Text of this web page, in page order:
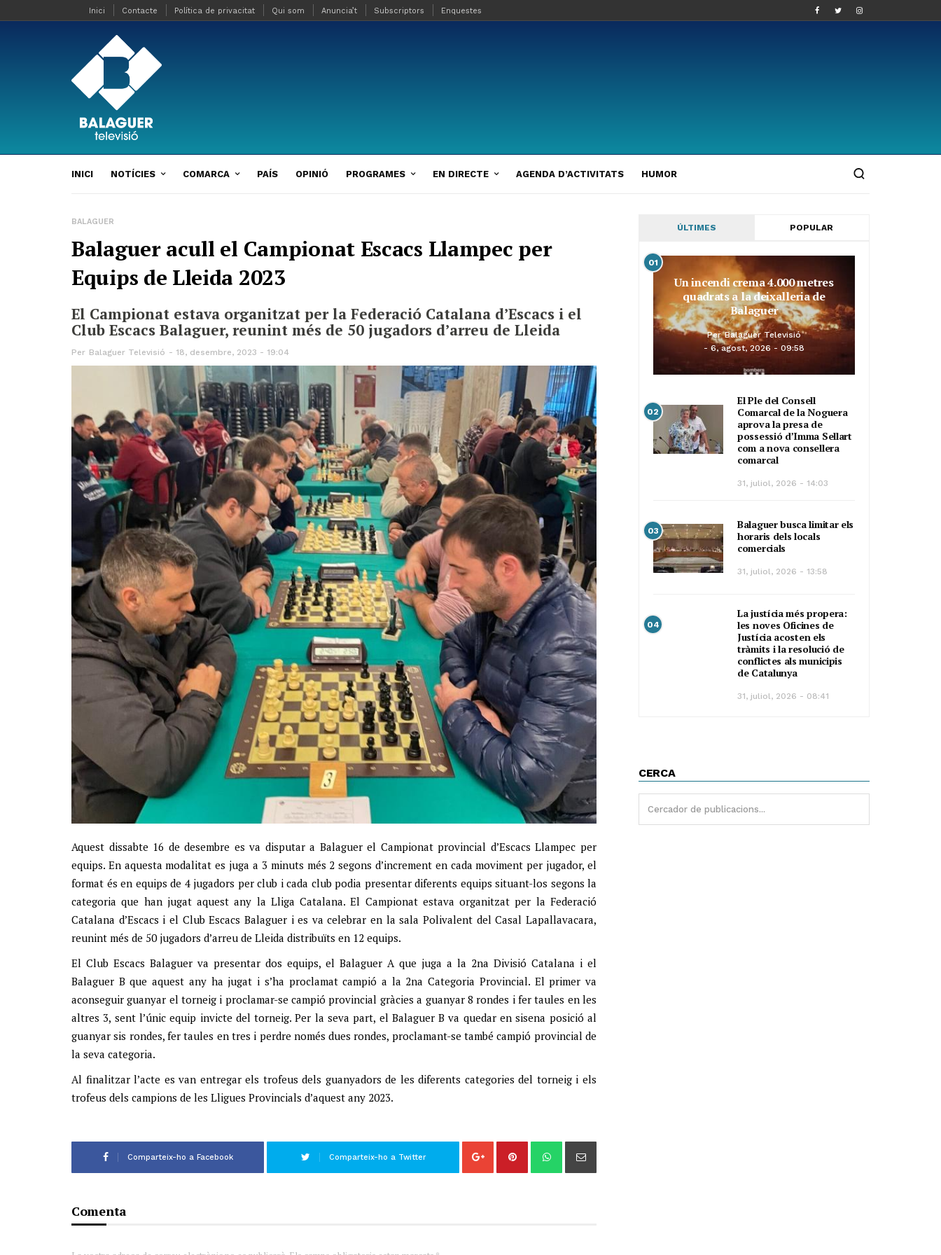
Inici Contacte Política de privacitat Qui som Anuncia’t Subscriptors Enquestes
INICI NOTÍCIES COMARCA PAÍS OPINIÓ PROGRAMES EN DIRECTE AGENDA D’ACTIVITATS HUMOR
BALAGUER
Balaguer acull el Campionat Escacs Llampec per
Equips de Lleida 2023
El Campionat estava organitzat per la Federació Catalana d’Escacs i el
Club Escacs Balaguer, reunint més de 50 jugadors d’arreu de Lleida
Per Balaguer Televisió 18, desembre, 2023 - 19:04
Aquest dissabte 16 de desembre es va disputar a Balaguer el Campionat provincial d’Escacs Llampec per
equips. En aquesta modalitat es juga a 3 minuts més 2 segons d’increment en cada moviment per jugador, el
format és en equips de 4 jugadors per club i cada club podia presentar diferents equips situant-los segons la
categoria que han jugat aquest any la Lliga Catalana. El Campionat estava organitzat per la Federació
Catalana d’Escacs i el Club Escacs Balaguer i es va celebrar en la sala Polivalent del Casal Lapallavacara,
reunint més de 50 jugadors d’arreu de Lleida distribuïts en 12 equips.
El Club Escacs Balaguer va presentar dos equips, el Balaguer A que juga a la 2na Divisió Catalana i el
Balaguer B que aquest any ha jugat i s’ha proclamat campió a la 2na Categoria Provincial. El primer va
aconseguir guanyar el torneig i proclamar-se campió provincial gràcies a guanyar 8 rondes i fer taules en les
altres 3, sent l’únic equip invicte del torneig. Per la seva part, el Balaguer B va quedar en sisena posició al
guanyar sis rondes, fer taules en tres i perdre només dues rondes, proclamant-se també campió provincial de
la seva categoria.
Al finalitzar l’acte es van entregar els trofeus dels guanyadors de les diferents categories del torneig i els
trofeus dels campions de les Lligues Provincials d’aquest any 2023.
Comparteix-ho a Facebook Comparteix-ho a Twitter
Comenta
ÚLTIMES POPULAR
01
Un incendi crema 4.000 metres
quadrats a la deixalleria de
Balaguer
Per Balaguer Televisió
6, agost, 2026 - 09:58
02
El Ple del Consell
Comarcal de la Noguera
aprova la presa de
possessió d’Imma Sellart
com a nova consellera
comarcal
31, juliol, 2026 - 14:03
03
Balaguer busca limitar els
horaris dels locals
comercials
31, juliol, 2026 - 13:58
04
La justícia més propera:
les noves Oficines de
Justícia acosten els
tràmits i la resolució de
conflictes als municipis
de Catalunya
31, juliol, 2026 - 08:41
CERCA